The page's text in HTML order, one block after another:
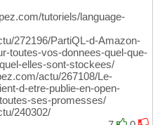
tutoriels/language-
272196/PartiQL-d-Amazon-
toutes-vos-donnees-quel-que-
elles-sont-stockees/
actu/267108/Le-
d-etre-publie-en-open-
ses-promesses/
240302/